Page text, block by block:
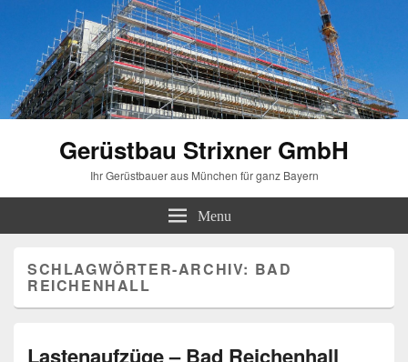
Gerüstbau Strixner GmbH
Ihr Gerüstbauer aus München für ganz Bayern
Menu
SCHLAGWÖRTER-ARCHIV: BAD
REICHENHALL
Lastenaufzüge – Bad Reichenhall